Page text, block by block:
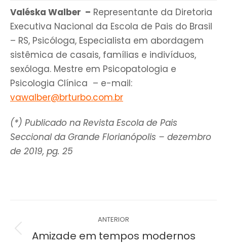
Valéska Walber – Representante da Diretoria
Executiva Nacional da Escola de Pais do Brasil
– RS, Psicóloga, Especialista em abordagem
sistêmica de casais, famílias e indivíduos,
sexóloga. Mestre em Psicopatologia e
Psicologia Clínica – e-mail:
vawalber@brturbo.com.br
(*) Publicado na Revista Escola de Pais
Seccional da Grande Florianópolis – dezembro
de 2019, pg. 25
de
ANTERIOR
Post
Amizade em tempos modernos